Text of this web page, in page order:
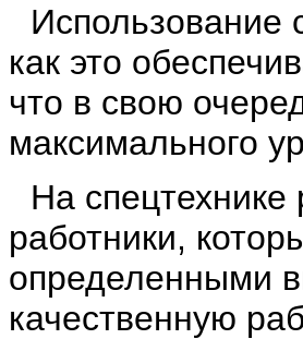
Использование
как это
что в свою
максимального
На
работники,
определенными
качественную